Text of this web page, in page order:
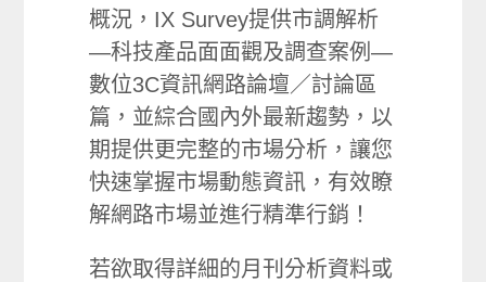
概況，IX Survey提供市調解析
—科技產品面面觀及調查案例—
數位3C資訊網路論壇／討論區
篇，並綜合國內外最新趨勢，以
期提供更完整的市場分析，讓您
快速掌握市場動態資訊，有效瞭
解網路市場並進行精準行銷！
若欲取得詳細的月刊分析資料或